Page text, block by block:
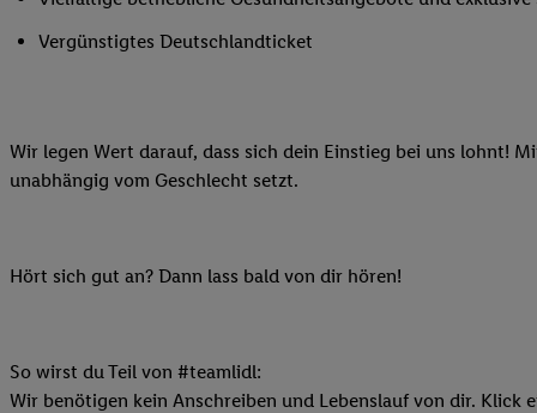
Vergünstigtes Deutschlandticket
Wir legen Wert darauf, dass sich dein Einstieg bei uns lohnt!
unabhängig vom Geschlecht setzt.
Hört sich gut an? Dann lass bald von dir hören!
So wirst du Teil von #teamlidl:
Wir benötigen kein Anschreiben und Lebenslauf von dir. Klick
Adresse und einer
können Ihre
finden Sie in den